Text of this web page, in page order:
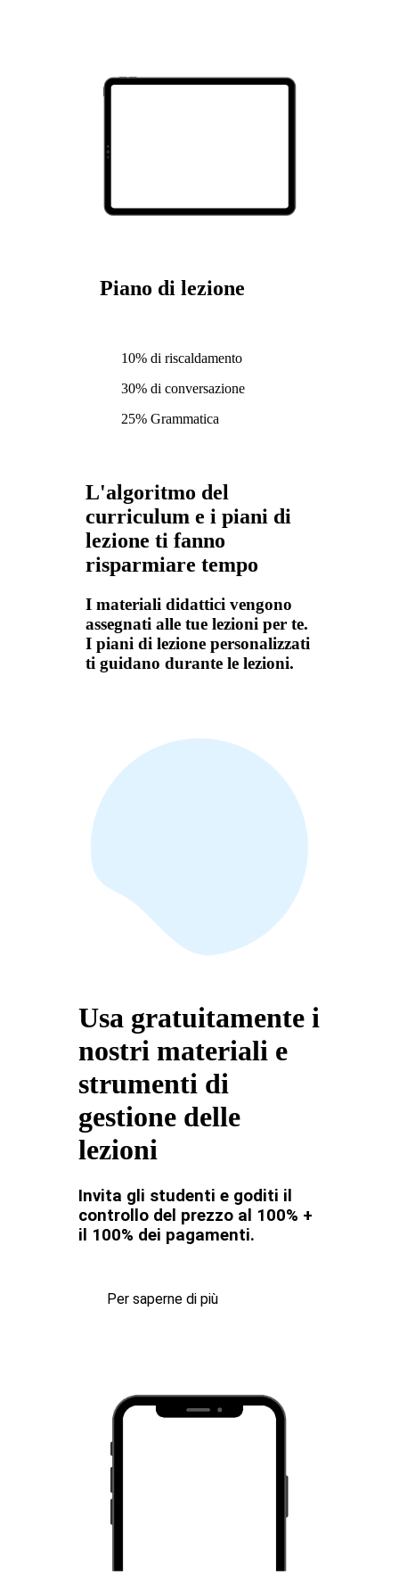
Piano di lezione
10% di riscaldamento
30% di conversazione
25% Grammatica
L'algoritmo del
curriculum e i piani di
lezione ti fanno
risparmiare tempo
I materiali didattici vengono
assegnati alle tue lezioni per te.
I piani di lezione personalizzati
ti guidano durante le lezioni.
Usa gratuitamente i
nostri materiali e
strumenti di
gestione delle
lezioni
Invita gli studenti e goditi il
controllo del prezzo al 100% +
il 100% dei pagamenti.
Per saperne di più